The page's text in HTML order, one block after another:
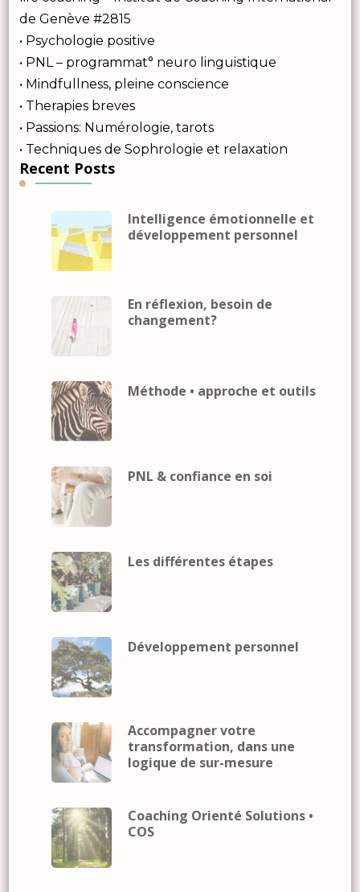
de Genève #2815
• Psychologie positive
• PNL – programmat° neuro linguistique
• Mindfullness, pleine conscience
• Therapies breves
• Passions: Numérologie, tarots
• Techniques de Sophrologie et relaxation
Recent Posts
Intelligence émotionnelle et
développement personnel
En réflexion, besoin de
changement?
Méthode • approche et outils
PNL & confiance en soi
Les différentes étapes
Développement personnel
Accompagner votre
transformation, dans une
logique de sur-mesure
Coaching Orienté Solutions •
COS